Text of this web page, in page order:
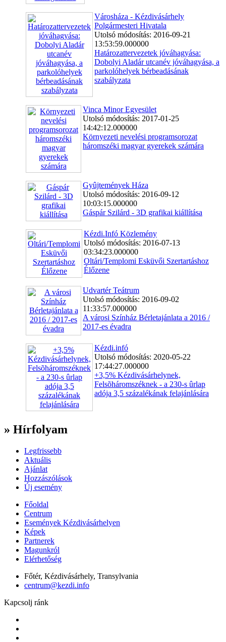
Városháza - Kézdivásárhely
Polgármesteri Hivatala
Utolsó módosítás: 2016-09-21
13:53:59.000000
Határozattervezetek jóváhagyása:
Dobolyi Aladár utcanév jóváhagyása, a
parkolóhelyek bérbeadásának
szabályzata
Vinca Minor Egyesület
Utolsó módosítás: 2017-01-25
14:42:12.000000
Környezeti nevelési programsorozat
háromszéki magyar gyerekek számára
Gyûjtemények Háza
Utolsó módosítás: 2016-09-12
10:03:15.000000
Gáspár Szilárd - 3D grafikai kiállítása
Kézdi.Infó Közlemény
Utolsó módosítás: 2016-07-13
03:34:23.000000
Oltári/Templomi Esküvői Szertartáshoz
Élőzene
Udvartér Teátrum
Utolsó módosítás: 2016-09-02
11:33:57.000000
A városi Színház Bérletajánlata a 2016 /
2017-es évadra
Kézdi.infó
Utolsó módosítás: 2020-05-22
17:44:27.000000
+3,5% Kézdivásárhelynek,
Felsõháromszéknek - a 230-s ûrlap
adója 3,5 százalékának felajánlására
» Hírfolyam
Legfrissebb
Aktuális
Ajánlat
Hozzászólások
Új esemény
Főoldal
Centrum
Események Kézdivásárhelyen
Képek
Partnerek
Magunkról
Elérhetőség
Főtér, Kézdivásárhely, Transylvania
centrum@kezdi.info
Kapcsolj ránk